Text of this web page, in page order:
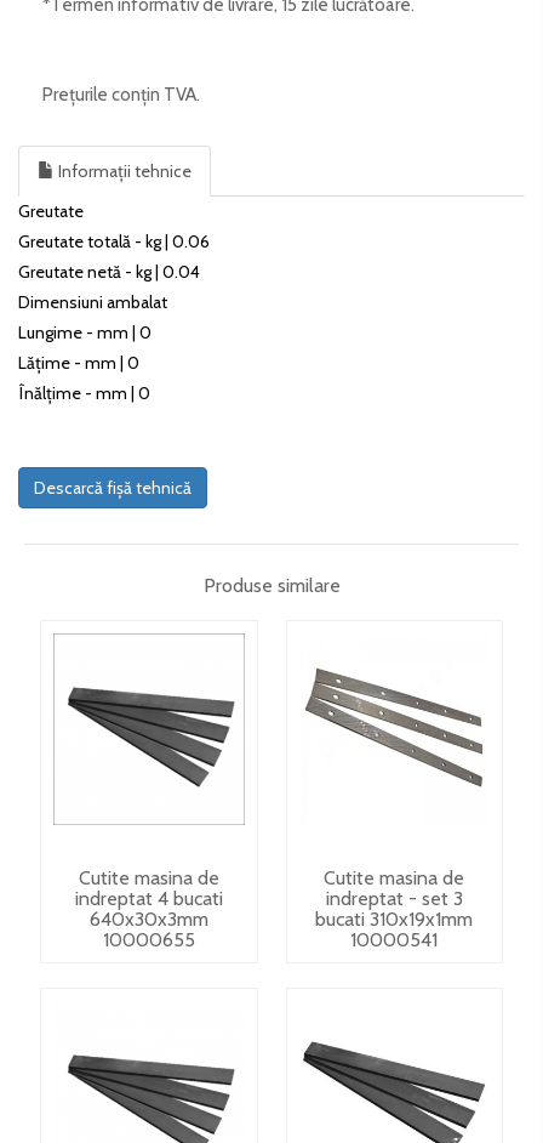
*Termen informativ de livrare, 15 zile lucrătoare.
Prețurile conțin TVA.
Informații tehnice
Greutate
Greutate totală - kg | 0.06
Greutate netă - kg | 0.04
Dimensiuni ambalat
Lungime - mm | 0
Lățime - mm | 0
Înălțime - mm | 0
Descarcă fișă tehnică
Produse similare
Cutite masina de
indreptat 4 bucati
640x30x3mm
10000655
Cutite masina de
indreptat - set 3
bucati 310x19x1mm
10000541